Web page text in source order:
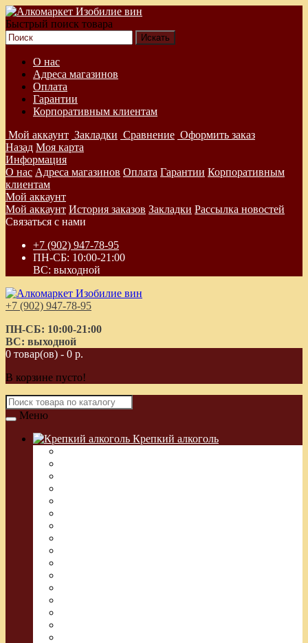
Быстрый поиск товара
О нас
Адреса магазинов
Оплата
Гарантии
Корпоративным клиентам
Мой аккаунт Закладки Сравнение Оформить заказ
Назад Моя карта
Информация
О нас Адреса магазинов Оплата Гарантии Корпоративным
клиентам
Мой аккаунт
Мой аккаунт История заказов Закладки Рассылка новостей
Связаться с нами
+7 (902) 947-78-95
ПН-СБ: 10:00-21:00
ВС: выходной
+7 (902) 947-78-95
ПН-СБ: 10:00-21:00
ВС: выходной
0 товар(ов) - 0 р.
В корзине пусто!
Меню
Крепкий алкоголь